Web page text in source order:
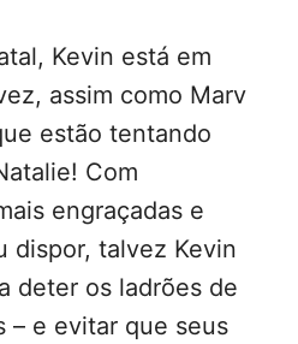
Kevin está em
assim como Marv
estão tentando
Com
engraçadas e
dispor, talvez Kevin
deter os ladrões de
– e evitar que seus